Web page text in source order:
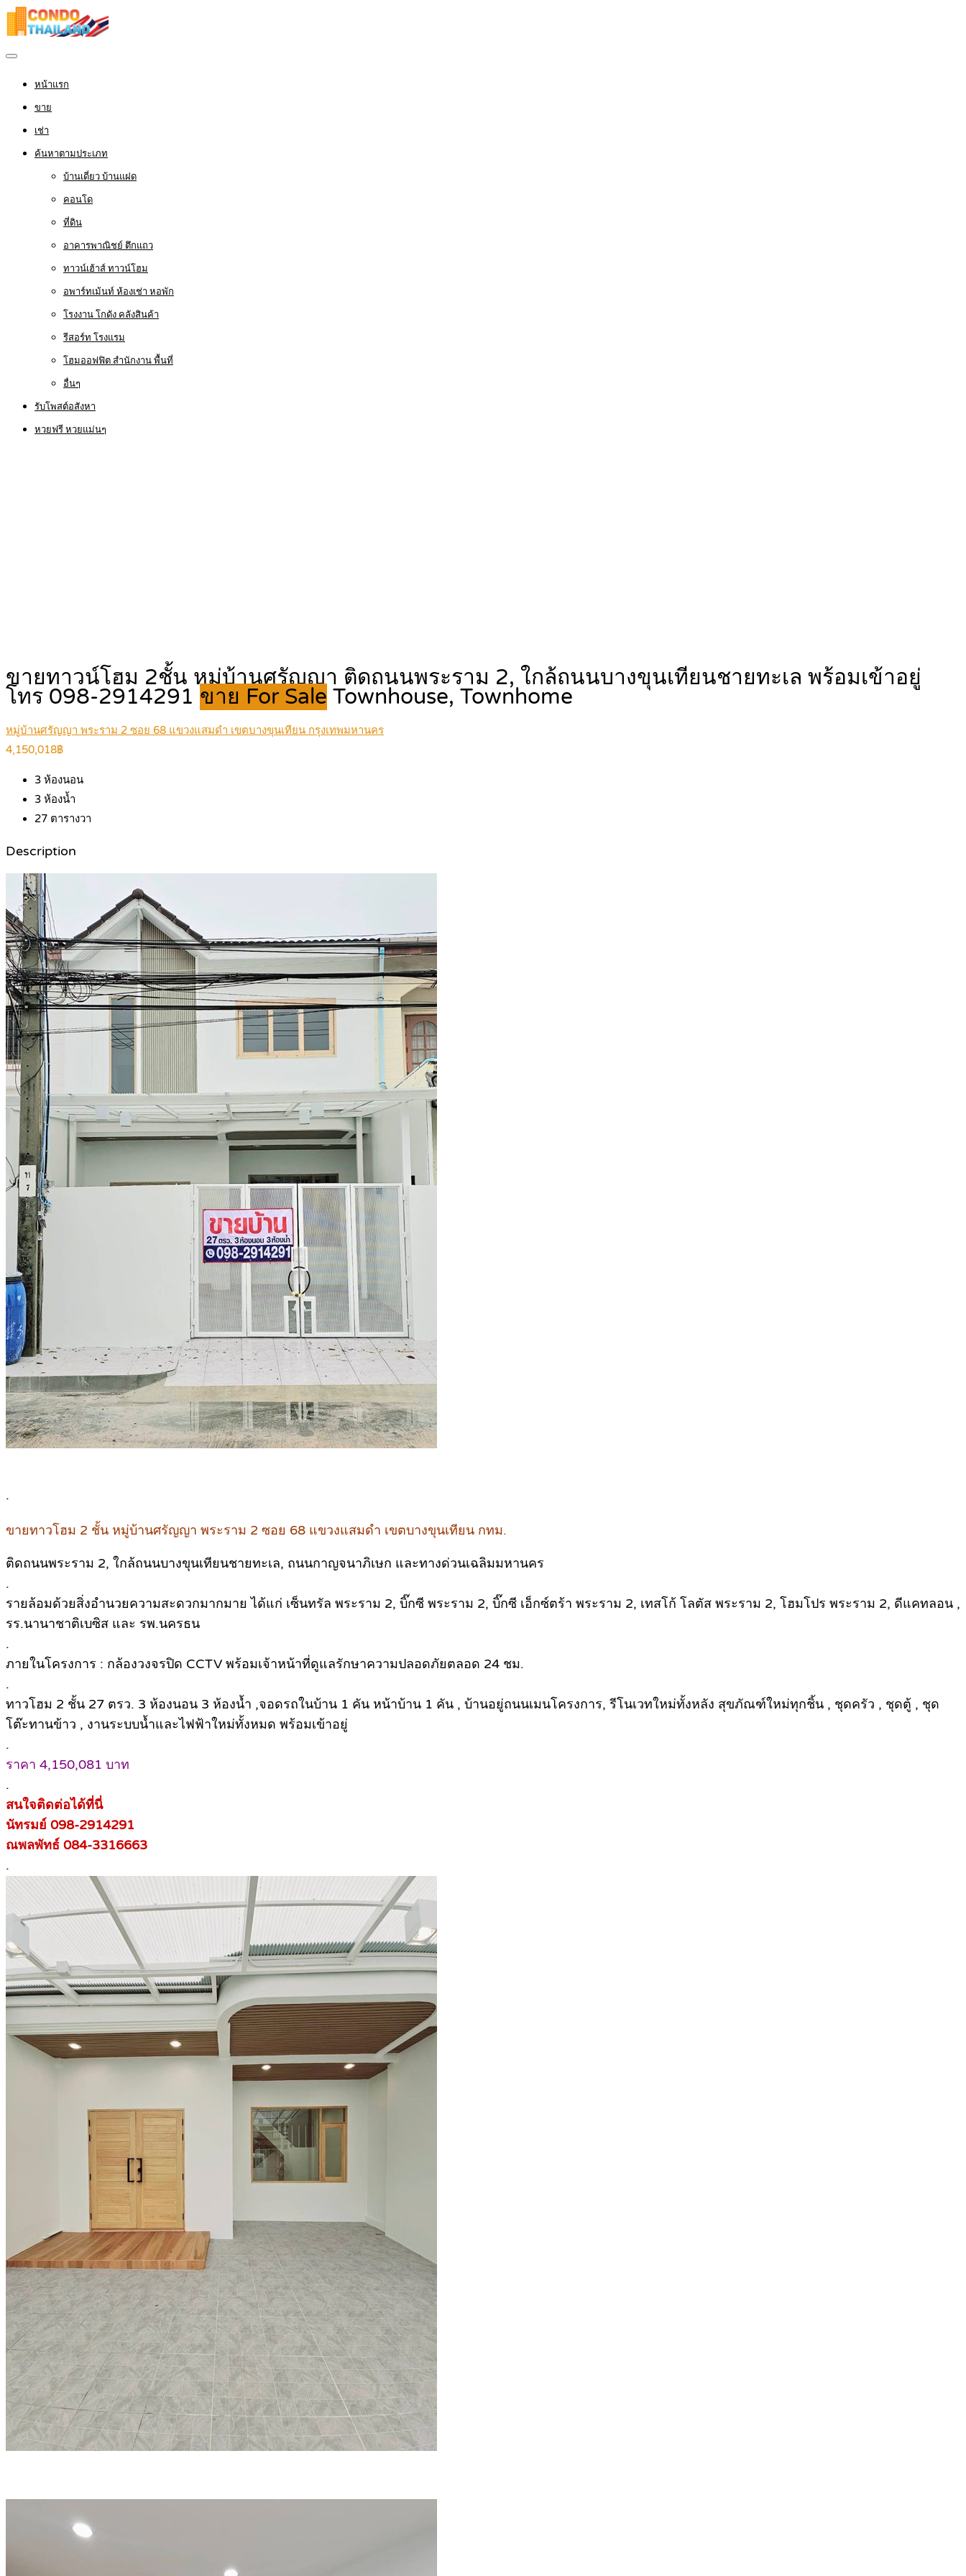
หน้าแรก
ขาย
เช่า
ค้นหาตามประเภท
บ้านเดี่ยว บ้านแฝด
คอนโด
ที่ดิน
อาคารพาณิชย์ ตึกแถว
ทาวน์เฮ้าส์ ทาวน์โฮม
อพาร์ทเม้นท์ ห้องเช่า หอพัก
โรงงาน โกดัง คลังสินค้า
รีสอร์ท โรงแรม
โฮมออฟฟิต สำนักงาน พื้นที่
อื่นๆ
รับโพสต์อสังหา
หวยฟรี หวยแม่นๆ
ขายทาวน์โฮม 2ชั้น หมู่บ้านศรัญญา ติดถนนพระราม 2, ใกล้ถนนบางขุนเทียนชายทะเล พร้อมเข้าอยู่
โทร 098-2914291 ขาย For Sale Townhouse, Townhome
หมู่บ้านศรัญญา พระราม 2 ซอย 68 แขวงแสมดำ เขตบางขุนเทียน กรุงเทพมหานคร
4,150,018฿
3 ห้องนอน
3 ห้องน้ำ
27 ตารางวา
Description
.
ขายทาวโฮม 2 ชั้น หมู่บ้านศรัญญา พระราม 2 ซอย 68 แขวงแสมดำ เขตบางขุนเทียน กทม.
ติดถนนพระราม 2, ใกล้ถนนบางขุนเทียนชายทะเล, ถนนกาญจนาภิเษก และทางด่วนเฉลิมมหานคร
.
รายล้อมด้วยสิ่งอำนวยความสะดวกมากมาย ได้แก่ เซ็นทรัล พระราม 2, บิ๊กซี พระราม 2, บิ๊กซี เอ็กซ์ตร้า พระราม 2, เทสโก้ โลตัส พระราม 2, โฮมโปร พระราม 2, ดีแคทลอน ,
รร.นานาชาติเบซิส และ รพ.นครธน
.
ภายในโครงการ : กล้องวงจรปิด CCTV พร้อมเจ้าหน้าที่ดูแลรักษาความปลอดภัยตลอด 24 ชม.
.
ทาวโฮม 2 ชั้น 27 ตรว. 3 ห้องนอน 3 ห้องน้ำ ,จอดรถในบ้าน 1 คัน หน้าบ้าน 1 คัน , บ้านอยู่ถนนเมนโครงการ, รีโนเวทใหม่ทั้งหลัง สุขภัณฑ์ใหม่ทุกชิ้น , ชุดครัว , ชุดตู้ , ชุด
โต๊ะทานข้าว , งานระบบน้ำและไฟฟ้าใหม่ทั้งหมด พร้อมเข้าอยู่
.
ราคา 4,150,081 บาท
.
สนใจติดต่อได้ที่นี่
นัทรมย์ 098-2914291
ณพลพัทธ์ 084-3316663
.